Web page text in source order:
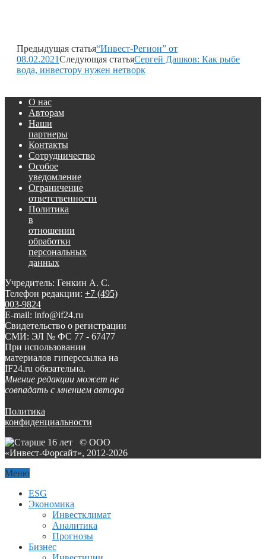
Предыдущая статья“Инвест-Регион” от
08.02.2021Следующая статьяСергей Дашков: Как рыбе
вода, инвестору нужен нетворк
О нас
Авторам
Наши
партнеры
Контакты
Сотрудничество
Особое
уведомление
Ограничение
ответственности
Политика
в
отношении
обработки
персональных
данных
Учредитель: Генкин А. С.
Телефон редакции: +7 (495)
003-9824
E-mail: info@if24.ru
Свидетельство о регистрации
СМИ: ЭЛ № ФС 77 - 67477
При использовании
материалов гиперссылка на
IF24.ru обязательна.
Мнение редакции может не
совпадать с мнением автора
Политика
конфиденциальности
© ООО
«Инвест-Форсайт», 2012-2026
Меню
ESG
Экономика
Инвестклимат
Аналитика
Прогнозы
Бизнес